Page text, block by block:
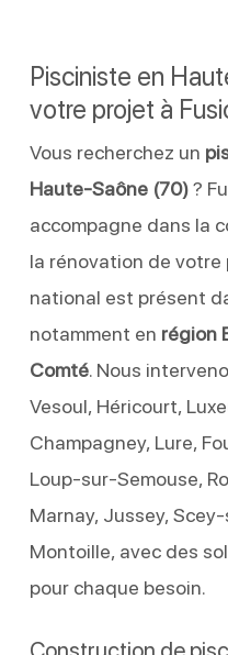
Pisciniste en
votre projet à
Vous recherchez un
Haute-Saône (70)?
accompagne dans la
la rénovation de votre
national est présent
notamment en région
Comté. Nous
Vesoul, Héricourt,
Champagney, Lure,
Loup-sur-Semouse,
Marnay, Jussey,
Montoille, avec des
pour chaque besoin.